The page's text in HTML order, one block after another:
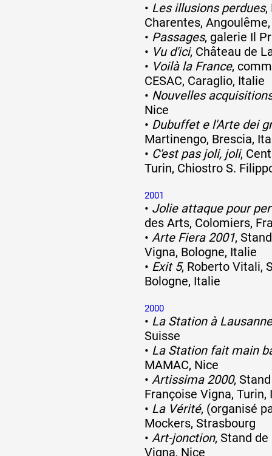
• Les illusions perdues,
Charentes,
• Passages, galerie Il
• Vu d'ici, Château de
• Voilà la France,
CESAC, Caraglio, Italie
• Nouvelles
Nice
• Dubuffet e l'Arte dei
Martinengo, Brescia,
• C'est pas joli, joli,
Turin, Chiostro S.
2001
• Jolie attaque pour
des Arts, Colomiers,
• Arte Fiera 2001,
Vigna, Bologne, Italie
• Exit 5, Roberto Vitali,
Bologne, Italie
2000
• La Station à Lausanne
Suisse
• La Station fait main
MAMAC, Nice
• Artissima 2000,
Françoise Vigna, Turin,
• La Vérité, (organisé
Mockers, Strasbourg
• Art-jonction, Stand
Vigna, Nice